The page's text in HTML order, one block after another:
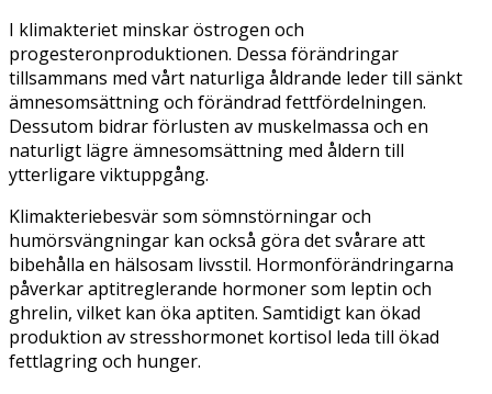
I klimakteriet minskar östrogen och
progesteronproduktionen. Dessa förändringar
tillsammans med vårt naturliga åldrande leder till sänkt
ämnesomsättning och förändrad fettfördelningen.
Dessutom bidrar förlusten av muskelmassa och en
naturligt lägre ämnesomsättning med åldern till
ytterligare viktuppgång.
Klimakteriebesvär som sömnstörningar och
humörsvängningar kan också göra det svårare att
bibehålla en hälsosam livsstil. Hormonförändringarna
påverkar aptitreglerande hormoner som leptin och
ghrelin, vilket kan öka aptiten. Samtidigt kan ökad
produktion av stresshormonet kortisol leda till ökad
fettlagring och hunger.